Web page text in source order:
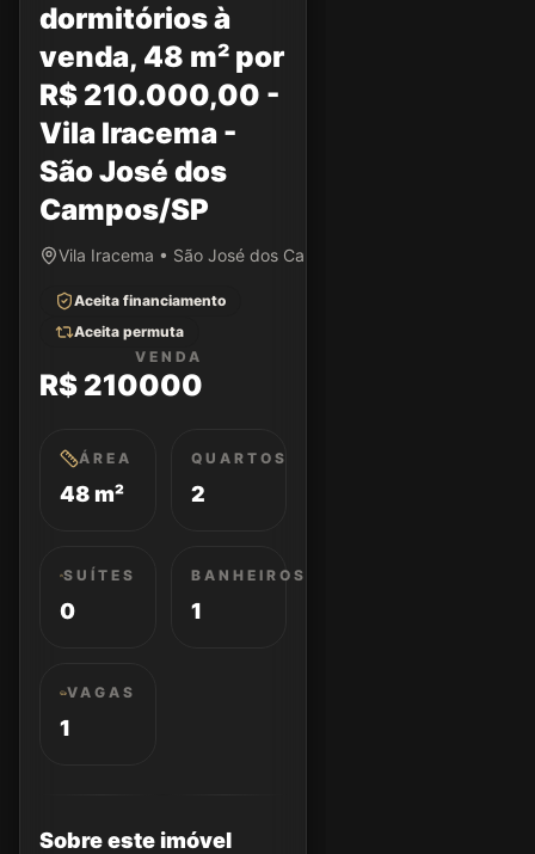
dormitórios à
venda, 48 m² por
R$ 210.000,00 -
Vila Iracema -
São José dos
Campos/SP
Vila Iracema • São José dos Campos/SP
Aceita financiamento
Aceita permuta
VENDA
R$ 210000
ÁREA
48 m²
QUARTOS
2
SUÍTES
0
BANHEIROS
1
VAGAS
1
Sobre este imóvel